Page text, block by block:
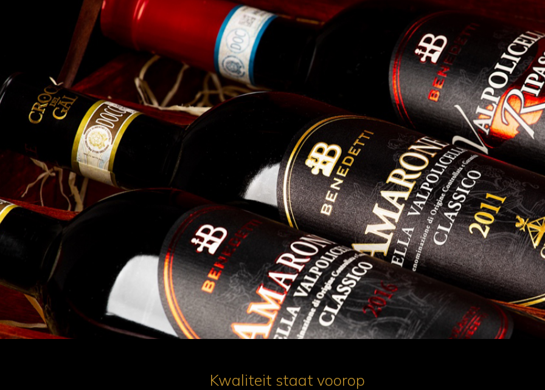
Kwaliteit staat voorop